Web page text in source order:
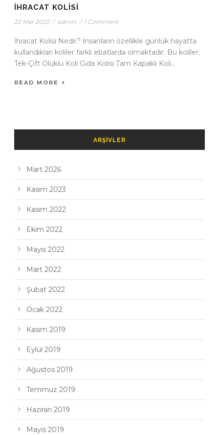
IHRACAT KOLISI
22 Mar 2022 / admin / 1 Comment
İhracat Kolisi Nedir? İnsanların özellikle günlük hayatta
kullandıkları koliler farklı ebatlarda olmaktadır. Bu koliler;
Tek-Çift Oluklu Koli Gıda Kolisi Tam Kapaklı Koli...
READ MORE
ARŞIVLER
Mart 2026
Kasım 2023
Kasım 2022
Ekim 2022
Mayıs 2022
Mart 2022
Şubat 2022
Ocak 2022
Kasım 2019
Eylül 2019
Ağustos 2019
Temmuz 2019
Haziran 2019
Mayıs 2019